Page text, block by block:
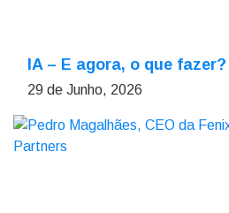
IA – E agora, o que fazer?
29 de Junho, 2026